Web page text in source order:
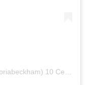
10 Сен 2018 в 12:44 PDT